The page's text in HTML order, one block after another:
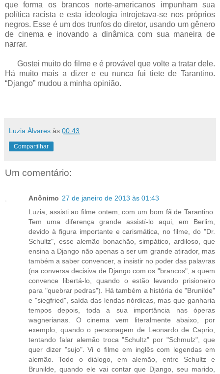
que forma os brancos norte-americanos impunham sua
política racista e esta ideologia introjetava-se nos próprios
negros. Esse é um dos trunfos do diretor, usando um gênero
de cinema e inovando a dinâmica com sua maneira de
narrar.
Gostei muito do filme e é provável que volte a tratar dele.
Há muito mais a dizer e eu nunca fui tiete de Tarantino.
“Django” mudou a minha opinião.
Luzia Álvares às 00:43
Compartilhar
Um comentário:
Anônimo 27 de janeiro de 2013 às 01:43
Luzia, assisti ao filme ontem, com um bom fã de Tarantino.
Tem uma diferença grande assistí-lo aqui, em Berlim,
devido à figura importante e carismática, no filme, do "Dr.
Schultz", esse alemão bonachão, simpático, ardiloso, que
ensina a Django não apenas a ser um grande atirador, mas
também a saber convencer, a insistir no poder das palavras
(na conversa decisiva de Django com os "brancos", a quem
convence libertá-lo, quando o estão levando prisioneiro
para "quebrar pedras"). Há também a história de "Brunilde"
e "siegfried", saída das lendas nórdicas, mas que ganharia
tempos depois, toda a sua importância nas óperas
wagnerianas. O cinema vem literalmente abaixo, por
exemplo, quando o personagem de Leonardo de Caprio,
tentando falar alemão troca "Schultz" por "Schmulz", que
quer dizer "sujo". Vi o filme em inglês com legendas em
alemão. Todo o diálogo, em alemão, entre Schultz e
Brunilde, quando ele vai contar que Django, seu marido,